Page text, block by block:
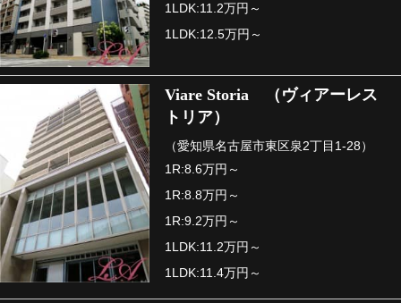
1LDK:11.2万円～
1LDK:12.5万円～
Viare Storia （ヴィアーレス
トリア）
（愛知県名古屋市東区泉2丁目1-28）
1R:8.6万円～
1R:8.8万円～
1R:9.2万円～
1LDK:11.2万円～
1LDK:11.4万円～